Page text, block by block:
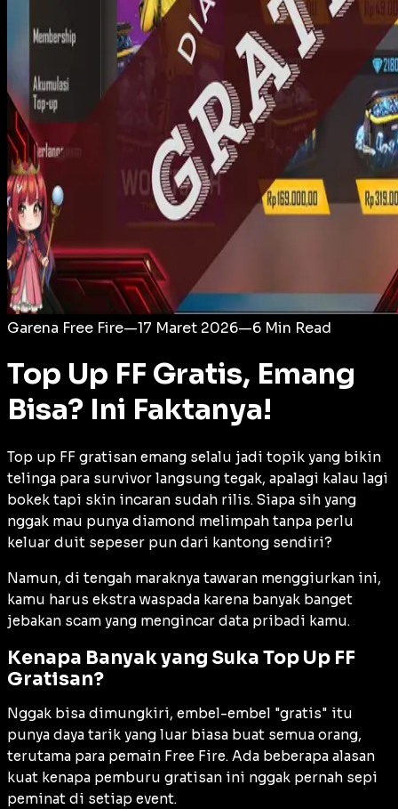
Garena Free Fire—17 Maret 2026—6 Min Read
Top Up FF Gratis, Emang
Bisa? Ini Faktanya!
Top up FF gratisan emang selalu jadi topik yang bikin
telinga para survivor langsung tegak, apalagi kalau lagi
bokek tapi skin incaran sudah rilis. Siapa sih yang
nggak mau punya diamond melimpah tanpa perlu
keluar duit sepeser pun dari kantong sendiri?
Namun, di tengah maraknya tawaran menggiurkan ini,
kamu harus ekstra waspada karena banyak banget
jebakan scam yang mengincar data pribadi kamu.
Kenapa Banyak yang Suka Top Up FF
Gratisan?
Nggak bisa dimungkiri, embel-embel "gratis" itu
punya daya tarik yang luar biasa buat semua orang,
terutama para pemain Free Fire. Ada beberapa alasan
kuat kenapa pemburu gratisan ini nggak pernah sepi
peminat di setiap event.